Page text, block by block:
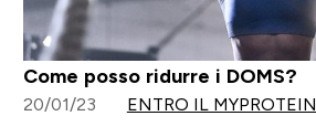
Come posso ridurre i DOMS?
20/01/23 ENTRO IL MYPROTEIN